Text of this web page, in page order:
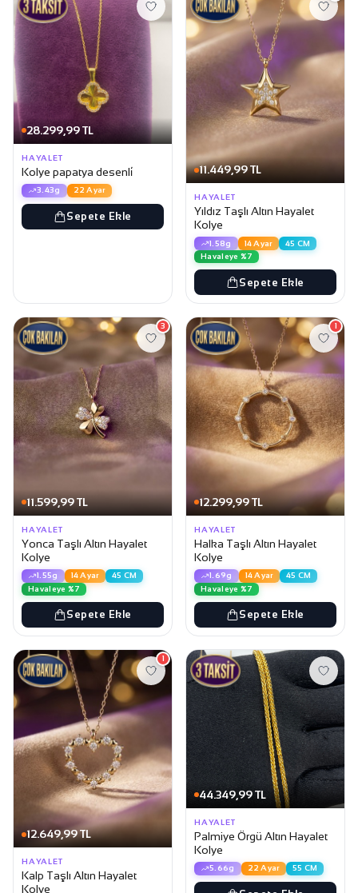
28.299,99 TL
HAYALET
Kolye papatya desenli̇
3.43g 22 Ayar
Sepete Ekle
11.449,99 TL
HAYALET
Yıldız Taşlı Altın Hayalet
Kolye
1.58g 14 Ayar
45 CM
Havaleye %7
Sepete Ekle
11.599,99 TL
3
HAYALET
Yonca Taşlı Altın Hayalet
Kolye
1.55g 14 Ayar
45 CM
Havaleye %7
Sepete Ekle
12.299,99 TL
1
HAYALET
Halka Taşlı Altın Hayalet
Kolye
1.69g 14 Ayar
45 CM
Havaleye %7
Sepete Ekle
12.649,99 TL
1
HAYALET
Kalp Taşlı Altın Hayalet
Kolye
44.349,99 TL
HAYALET
Palmiye Örgü Altın Hayalet
Kolye
5.66g 22 Ayar 55 CM